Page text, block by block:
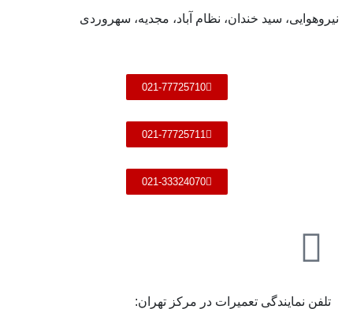
نیروهوایی، سید خندان، نظام آباد، مجدیه، سهروردی
021-77725710
021-77725711
021-33324070
تلفن نمایندگی تعمیرات در مرکز تهران: